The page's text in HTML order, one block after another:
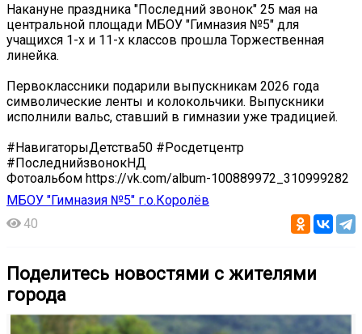
Накануне праздника "Последний звонок" 25 мая на
центральной площади МБОУ "Гимназия №5" для
учащихся 1-х и 11-х классов прошла Торжественная
линейка.
Первоклассники подарили выпускникам 2026 года
символические ленты и колокольчики. Выпускники
исполнили вальс, ставший в гимназии уже традицией.
#НавигаторыДетства50 #Росдетцентр
#ПоследнийзвонокНД
Фотоальбом https://vk.com/album-100889972_310999282
МБОУ "Гимназия №5" г.о.Королёв
40
Поделитесь новостями с жителями
города